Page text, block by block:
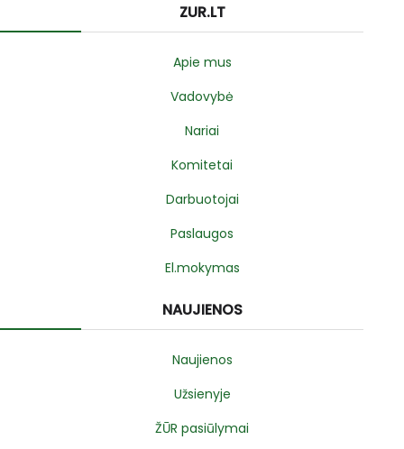
ZUR.LT
Apie mus
Vadovybė
Nariai
Komitetai
Darbuotojai
Paslaugos
El.mokymas
NAUJIENOS
Naujienos
Užsienyje
ŽŪR pasiūlymai